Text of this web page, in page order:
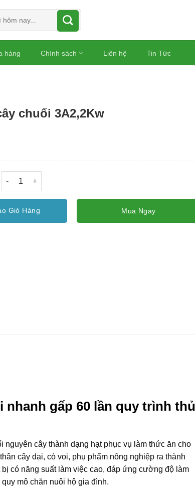
hàng Chính sách Liên hệ Tin Tức
chuối 3A2,2Kw
Máy thái cây chuối 3A2,2Kw số lượng
Giỏ Hàng Mua Ngay
nhanh gấp 60 lần quy trình thủ
nguyên cây thành dạng hạt phục vụ làm thức ăn cho
cây dại, cỏ voi, phụ phẩm nông nghiệp ra thành
có năng suất làm việc cao, đáp ứng cường độ làm
mô chăn nuôi hộ gia đình.